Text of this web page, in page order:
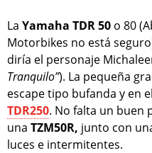
La Yamaha TDR 50 o 80
Motorbikes no está
diría el personaje
Tranquilo”). La pequeña
escape tipo bufanda y en
TDR250. No falta un buen
una TZM50R, junto con
luces e intermitentes.